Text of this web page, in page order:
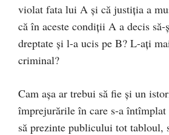
violat fata lui A și că justiția a
că în aceste condiții A a decis
dreptate și l-a ucis pe B? L-ați
criminal?
Cam așa ar trebui să fie și un
împrejurările în care s-a
să prezinte publicului tot tabloul,